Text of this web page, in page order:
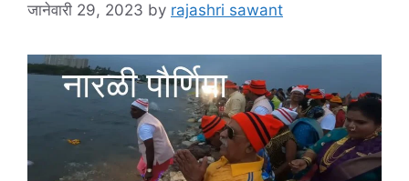
जानेवारी 29, 2023 by rajashri sawant